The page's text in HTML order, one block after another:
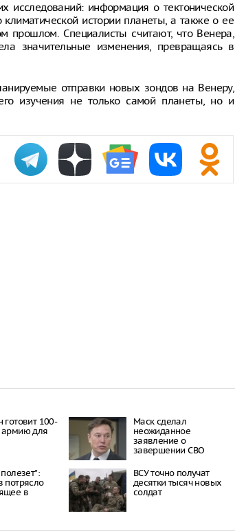
исследований: информация о тектонической
истории планеты, а также о ее
прошлом. Специалисты считают, что Венера,
значительные изменения, превращаясь в
отправки новых зондов на Венеру,
изучения не только самой планеты, но и
100-
армию для
Маск сделал
неожиданное
заявление о
завершении СВО
потрясло
в
ВСУ точно получат
десятки тысяч новых
солдат